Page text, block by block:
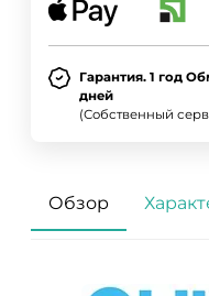
Гарантия. 1 год
дней
(Собственный
Обзор